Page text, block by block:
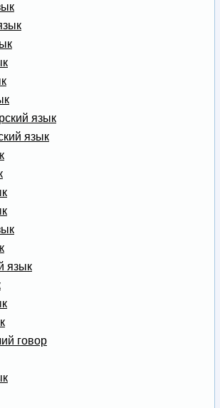
язык
язык
язык
говор